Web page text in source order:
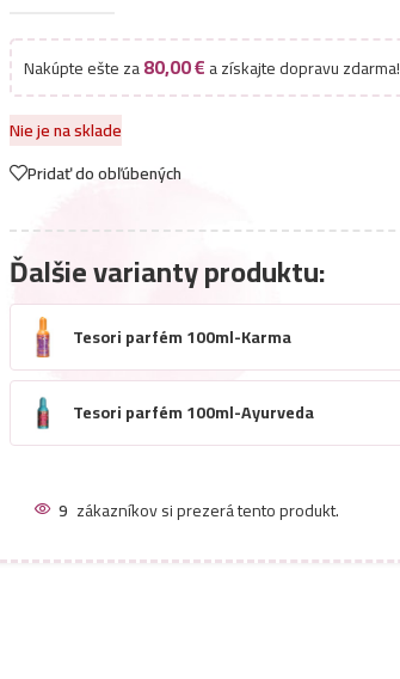
Nakúpte ešte za80,00€a získajte dopravu zdarma!
Nie je na sklade
Pridať do obľúbených
Ďalšie varianty produktu:
Tesori parfém 100ml-Karma
Tesori parfém 100ml-Ayurveda
9 zákazníkov si prezerá tento produkt.